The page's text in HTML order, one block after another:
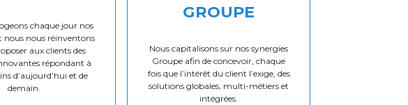
chaque jour nos
nous nous réinventons
aux clients des
répondant à
d’aujourd’hui et de
demain.
GROUPE
Nous capitalisons sur nos synergies
Groupe afin de concevoir, chaque
fois que l’intérêt du client l’exige, des
solutions globales, multi-métiers et
intégrées.